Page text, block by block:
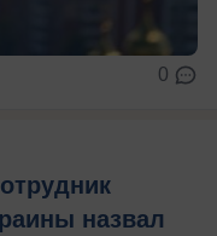
0
назвал